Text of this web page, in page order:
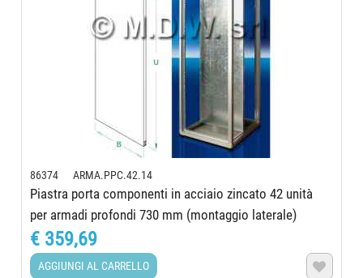
86374 ARMA.PPC.42.14
Piastra porta componenti in acciaio zincato 42 unità
per armadi profondi 730 mm (montaggio laterale)
€ 359,69
AGGIUNGI AL CARRELLO 